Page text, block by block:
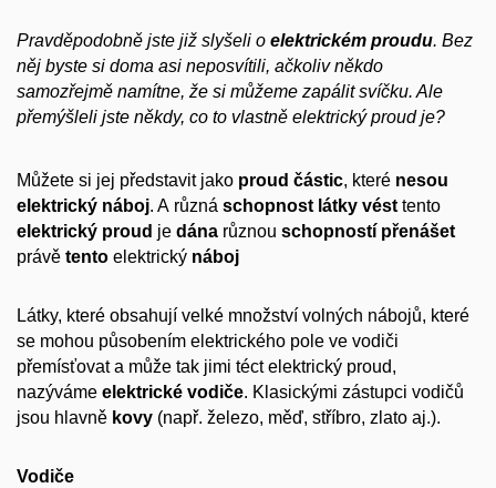
Pravděpodobně jste již slyšeli o elektrickém proudu. Bez
něj byste si doma asi neposvítili, ačkoliv někdo
samozřejmě namítne, že si můžeme zapálit svíčku. Ale
přemýšleli jste někdy, co to vlastně elektrický proud je?
Můžete si jej představit jako proud částic, které nesou
elektrický náboj. A různá schopnost látky vést tento
elektrický proud je dána různou schopností přenášet
právě tento elektrický náboj
Látky, které obsahují velké množství volných nábojů, které
se mohou působením elektrického pole ve vodiči
přemísťovat a může tak jimi téct elektrický proud,
nazýváme elektrické vodiče. Klasickými zástupci vodičů
jsou hlavně kovy (např. železo, měď, stříbro, zlato aj.).
Vodiče